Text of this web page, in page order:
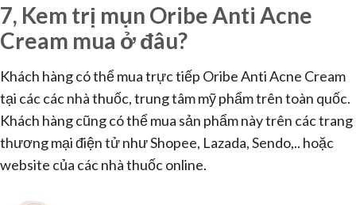
7, Kem trị mụn Oribe Anti Acne
Cream mua ở đâu?
Khách hàng có thể mua trực tiếp Oribe Anti Acne Cream
tại các các nhà thuốc, trung tâm mỹ phẩm trên toàn quốc.
Khách hàng cũng có thể mua sản phẩm này trên các trang
thương mại điện tử như Shopee, Lazada, Sendo,.. hoặc
website của các nhà thuốc online.